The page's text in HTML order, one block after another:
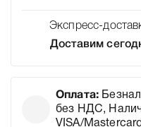
Экспресс-
Доставим
Оплата:
без НДС,
VISA/Mastercard